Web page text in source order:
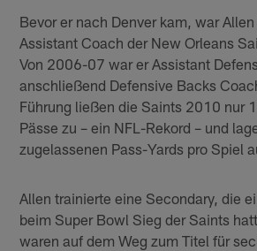
Bevor er nach Denver kam, war
Assistant Coach der New Orleans
Von 2006-07 war er Assistant
anschließend Defensive Backs
Führung ließen die Saints 2010 nur
Pässe zu – ein NFL-Rekord – und
zugelassenen Pass-Yards pro Spiel
Allen trainierte eine Secondary, die
beim Super Bowl Sieg der Saints
waren auf dem Weg zum Titel für